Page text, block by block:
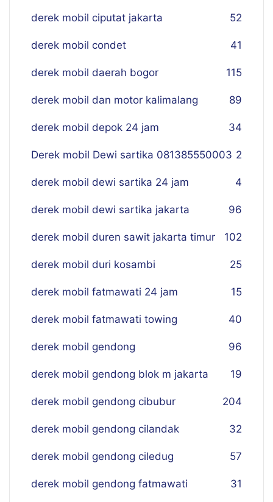
derek mobil ciputat jakarta 52
derek mobil condet 41
derek mobil daerah bogor 115
derek mobil dan motor kalimalang 89
derek mobil depok 24 jam 34
Derek mobil Dewi sartika 081385550003 2
derek mobil dewi sartika 24 jam 4
derek mobil dewi sartika jakarta 96
derek mobil duren sawit jakarta timur 102
derek mobil duri kosambi 25
derek mobil fatmawati 24 jam 15
derek mobil fatmawati towing 40
derek mobil gendong 96
derek mobil gendong blok m jakarta 19
derek mobil gendong cibubur 204
derek mobil gendong cilandak 32
derek mobil gendong ciledug 57
derek mobil gendong fatmawati 31